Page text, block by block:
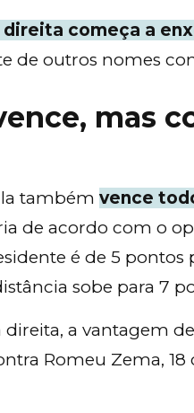
começa a
de outros nomes
mas
também vence
de acordo com o
é de 5 pontos
sobe para 7
a vantagem
Romeu Zema,